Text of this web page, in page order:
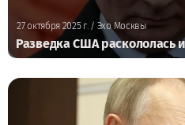
27 октября 2025 г./ Эхо Москвы
Разведка США раскололась